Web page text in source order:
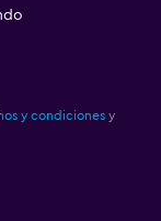
y condiciones y